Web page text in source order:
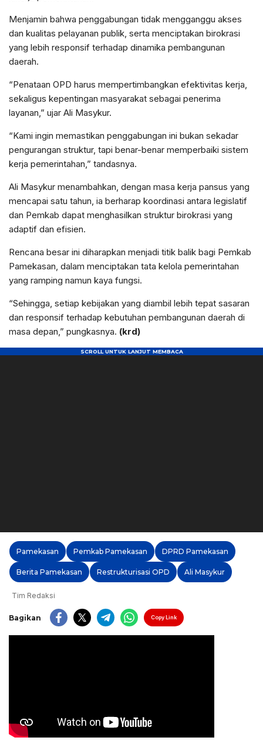
Menjamin bahwa penggabungan tidak mengganggu akses
dan kualitas pelayanan publik, serta menciptakan birokrasi
yang lebih responsif terhadap dinamika pembangunan
daerah.
“Penataan OPD harus mempertimbangkan efektivitas kerja,
sekaligus kepentingan masyarakat sebagai penerima
layanan,” ujar Ali Masykur.
“Kami ingin memastikan penggabungan ini bukan sekadar
pengurangan struktur, tapi benar-benar memperbaiki sistem
kerja pemerintahan,” tandasnya.
Ali Masykur menambahkan, dengan masa kerja pansus yang
mencapai satu tahun, ia berharap koordinasi antara legislatif
dan Pemkab dapat menghasilkan struktur birokrasi yang
adaptif dan efisien.
Rencana besar ini diharapkan menjadi titik balik bagi Pemkab
Pamekasan, dalam menciptakan tata kelola pemerintahan
yang ramping namun kaya fungsi.
“Sehingga, setiap kebijakan yang diambil lebih tepat sasaran
dan responsif terhadap kebutuhan pembangunan daerah di
masa depan,” pungkasnya. (krd)
Pamekasan Pemkab Pamekasan DPRD Pamekasan
Berita Pamekasan Restrukturisasi OPD Ali Masykur
Tim Redaksi
Bagikan Copy Link